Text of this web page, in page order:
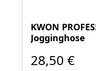
KWON
Jogginghose
28,50 €